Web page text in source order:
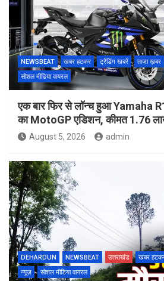
NEWSBEAT खबर हटकर ट्रेंडिंग खबरें ताज़ा ख़बर
सोशल मीडिया वायरल
एक बार फिर से लॉन्च हुआ Yamaha
का MotoGP एडिशन, कीमत 1.76
August 5, 2026 admin
DEHARDUN NEWSBEAT उत्तराखंड खबर
न्यूज़
सोशल मीडिया वायरल